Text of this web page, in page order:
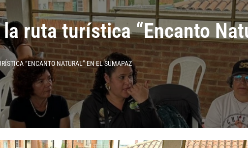
ruta turística “Encanto
“ENCANTO NATURAL” EN EL SUMAPAZ